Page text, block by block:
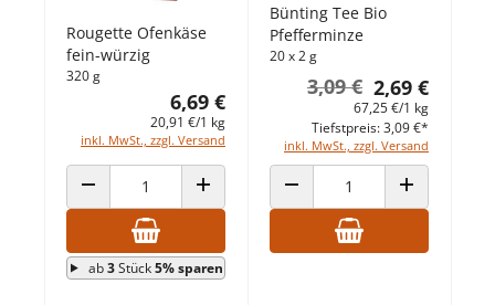
Rougette Ofenkäse
fein-würzig
320 g
6,69 €
20,91 €/1 kg
inkl. MwSt., zzgl. Versand
ANZAHL VERRINGERNANZAHL ERHÖHEN
ab3Stück5% sparen
Bünting Tee Bio
Pfefferminze
20 x 2 g
2,69 €
3,09 €
67,25 €/1 kg
inkl. MwSt., zzgl. Versand
Tiefstpreis: 3,09 €*
ANZAHL VERRINGERNANZAHL